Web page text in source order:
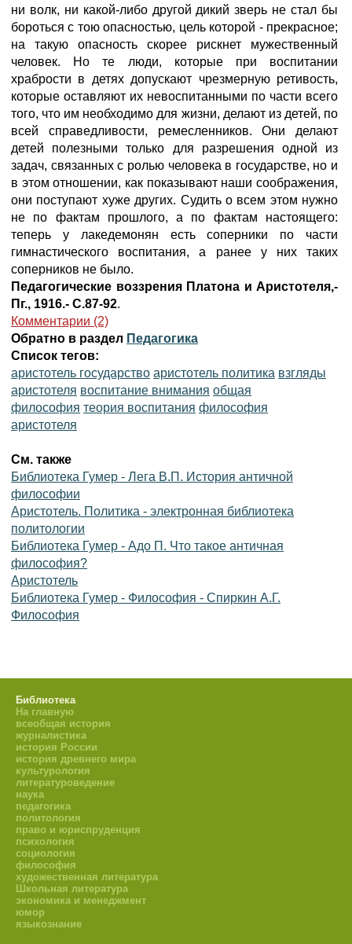
ни волк, ни какой-либо другой дикий зверь не стал бы
бороться с тою опасностью, цель которой - прекрасное;
на такую опасность скорее рискнет мужественный
человек. Но те люди, которые при воспитании
храбрости в детях допускают чрезмерную ретивость,
которые оставляют их невоспитанными по части всего
того, что им необходимо для жизни, делают из детей, по
всей справедливости, ремесленников. Они делают
детей полезными только для разрешения одной из
задач, связанных с ролью человека в государстве, но и
в этом отношении, как показывают наши соображения,
они поступают хуже других. Судить о всем этом нужно
не по фактам прошлого, а по фактам настоящего:
теперь у лакедемонян есть соперники по части
гимнастического воспитания, а ранее у них таких
соперников не было.
Педагогические воззрения Платона и Аристотеля,-
Пг., 1916.- С.87-92.
Комментарии (2)
Обратно в раздел Педагогика
Список тегов:
аристотель государство аристотель политика взгляды
аристотеля воспитание внимания общая
философия теория воспитания философия
аристотеля
См. также
Библиотека Гумер - Лега В.П. История античной
философии
Аристотель. Политика - электронная библиотека
политологии
Библиотека Гумер - Адо П. Что такое античная
философия?
Аристотель
Библиотека Гумер - Философия - Спиркин А.Г.
Философия
Библиотека
На главную
всеобщая история
журналистика
история России
история древнего мира
культурология
литературоведение
наука
педагогика
политология
право и юриспруденция
психология
социология
философия
художественная литература
Школьная литература
экономика и менеджмент
юмор
языкознание